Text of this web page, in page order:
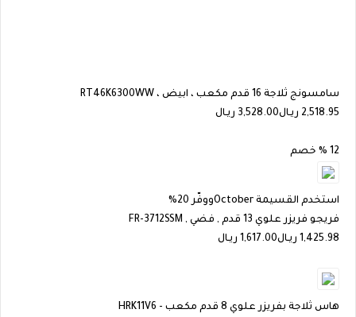
سامسونج ثلاجة 16 قدم مكعب ، ابيض ، RT46K6300WW
2,518.95 ريـال3,528.00 ريـال
12 % خصم
استخدم القسيمة Octoberووفّر 20%
فريجو فريزر علوي 13 قدم , فضي , FR-3712SSM
1,425.98 ريـال1,617.00 ريـال
هاس ثلاجة بفريزر علوي 8 قدم مكعب - HRK11V6